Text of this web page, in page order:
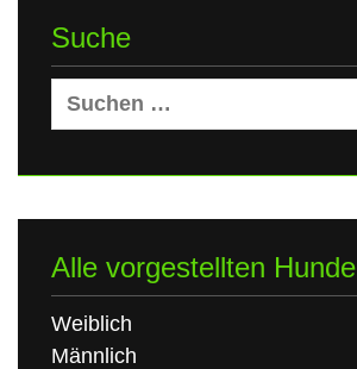
Suche
Suchen
nach:
Alle vorgestellten Hunde
Weiblich
Männlich